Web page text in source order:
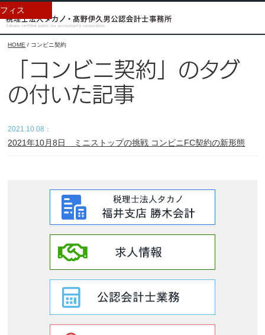
ィス
HOME / コンビニ契約
「コンビニ契約」のタグ
の付いた記事
2021.10.08：
2021年10月8日 ミニストップの挑戦 コンビニFC契約の新形態